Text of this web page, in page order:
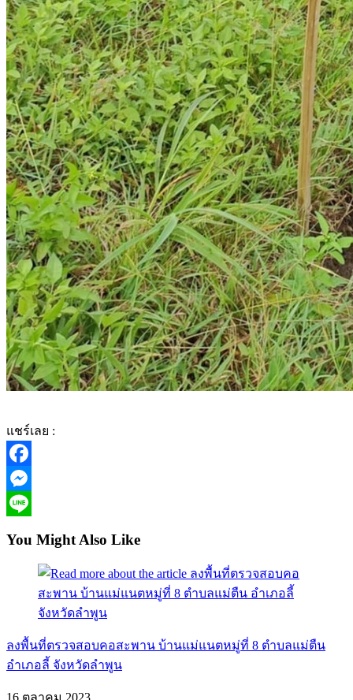
แชร์เลย :
Facebook
Messenger
You Might Also Like
ลงพื้นที่ตรวจสอบคอสะพาน บ้านแม่แนตหมู่ที่ 8 ตำบลแม่ตืน
อำเภอลี้ จังหวัดลำพูน
16 ตุลาคม 2023